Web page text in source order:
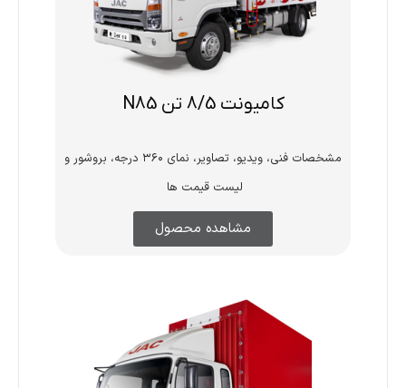
کامیونت 8/5 تن N85
مشخصات فنی، ویدیو، تصاویر، نمای ۳۶۰ درجه، بروشور و
لیست قیمت ها
مشاهده محصول